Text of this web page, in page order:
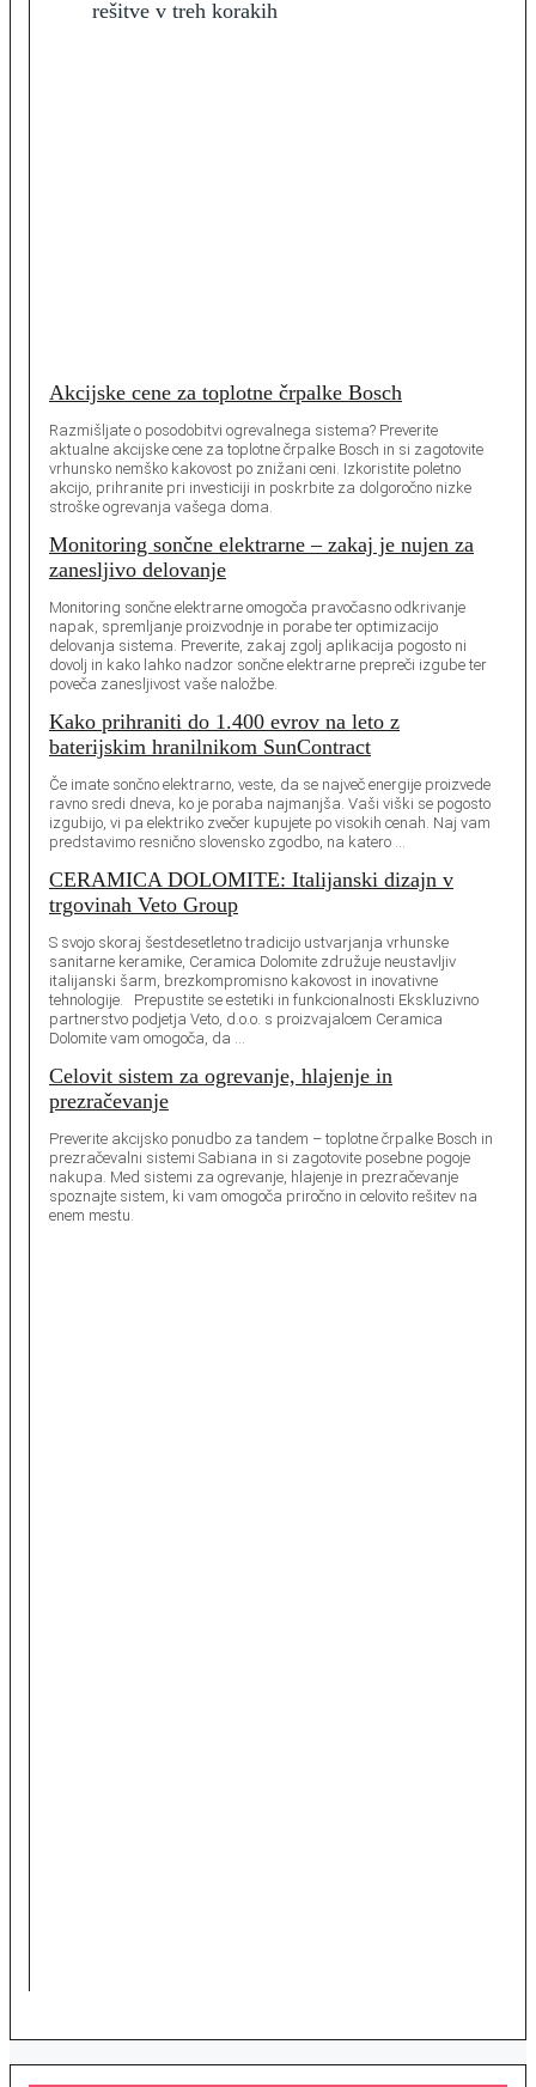
Akcijske cene za toplotne črpalke Bosch
Razmišljate o posodobitvi ogrevalnega sistema? Preverite
aktualne akcijske cene za toplotne črpalke Bosch in si zagotovite
vrhunsko nemško kakovost po znižani ceni. Izkoristite poletno
akcijo, prihranite pri investiciji in poskrbite za dolgoročno nizke
stroške ogrevanja vašega doma.
Monitoring sončne elektrarne – zakaj je nujen za
zanesljivo delovanje
Monitoring sončne elektrarne omogoča pravočasno odkrivanje
napak, spremljanje proizvodnje in porabe ter optimizacijo
delovanja sistema. Preverite, zakaj zgolj aplikacija pogosto ni
dovolj in kako lahko nadzor sončne elektrarne prepreči izgube ter
poveča zanesljivost vaše naložbe.
Kako prihraniti do 1.400 evrov na leto z
baterijskim hranilnikom SunContract
Če imate sončno elektrarno, veste, da se največ energije proizvede
ravno sredi dneva, ko je poraba najmanjša. Vaši viški se pogosto
izgubijo, vi pa elektriko zvečer kupujete po visokih cenah. Naj vam
predstavimo resnično slovensko zgodbo, na katero …
CERAMICA DOLOMITE: Italijanski dizajn v
trgovinah Veto Group
S svojo skoraj šestdesetletno tradicijo ustvarjanja vrhunske
sanitarne keramike, Ceramica Dolomite združuje neustavljiv
italijanski šarm, brezkompromisno kakovost in inovativne
tehnologije. Prepustite se estetiki in funkcionalnosti Ekskluzivno
partnerstvo podjetja Veto, d.o.o. s proizvajalcem Ceramica
Dolomite vam omogoča, da …
Celovit sistem za ogrevanje, hlajenje in
prezračevanje
Preverite akcijsko ponudbo za tandem – toplotne črpalke Bosch in
prezračevalni sistemi Sabiana in si zagotovite posebne pogoje
nakupa. Med sistemi za ogrevanje, hlajenje in prezračevanje
spoznajte sistem, ki vam omogoča priročno in celovito rešitev na
enem mestu.